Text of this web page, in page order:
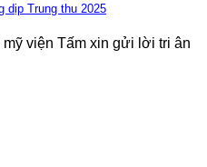
dịp Trung thu 2025
mỹ viện Tấm xin gửi lời tri ân